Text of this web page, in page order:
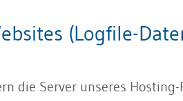
(Logfile-
die Server unseres